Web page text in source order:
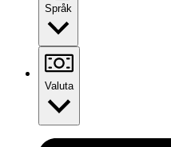
Språk
Valuta